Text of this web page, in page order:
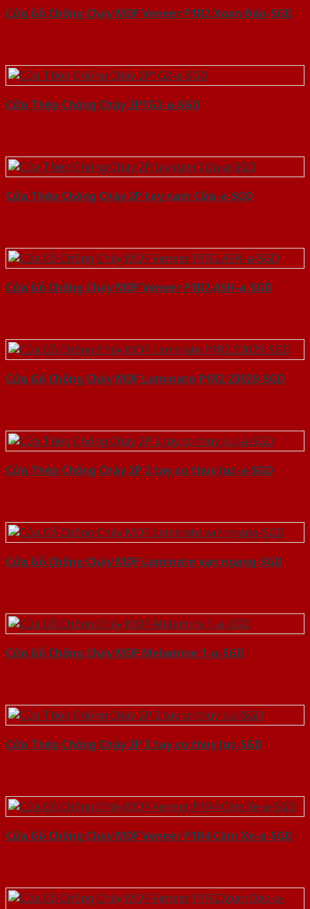
Cửa Gỗ Chống Cháy MDF Veneer P1R2 Xoan Đào-SGD
Cửa Thép Chống Cháy 2P1G2-a-SGD
Cửa Thép Chống Cháy 2P tay nam Cửa-a-SGD
Cửa Gỗ Chống Cháy MDF Veneer P1R2 ASH-a-SGD
Cửa Gỗ Chống Cháy MDF Laminate P1R2 23029-SGD
Cửa Thép Chống Cháy 2P 2 tay co thuy luc-a-SGD
Cửa Gỗ Chống Cháy MDF Laminate van ngang-SGD
Cửa Gỗ Chống Cháy MDF Melamine 1-a-SGD
Cửa Thép Chống Cháy 2P 2 tay co thuy luc-SGD
Cửa Gỗ Chống Cháy MDF Veneer P1R4 Căm Xe-a-SGD